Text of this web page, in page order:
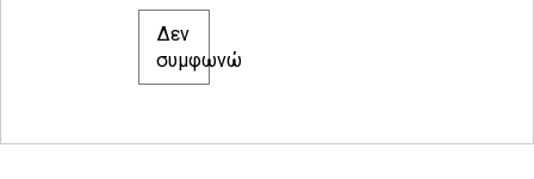
© 2021 glowpharmacy.gr
Δεν
συμφωνώ